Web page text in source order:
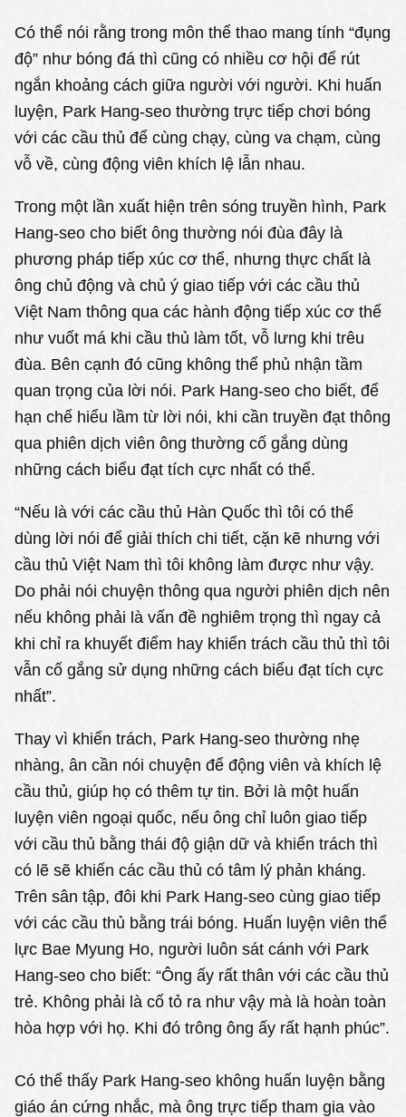
Có thể nói rằng trong môn thể thao mang tính “đụng
độ” như bóng đá thì cũng có nhiều cơ hội để rút
ngắn khoảng cách giữa người với người. Khi huấn
luyện, Park Hang-seo thường trực tiếp chơi bóng
với các cầu thủ để cùng chạy, cùng va chạm, cùng
vỗ về, cùng động viên khích lệ lẫn nhau.
Trong một lần xuất hiện trên sóng truyền hình, Park
Hang-seo cho biết ông thường nói đùa đây là
phương pháp tiếp xúc cơ thể, nhưng thực chất là
ông chủ động và chủ ý giao tiếp với các cầu thủ
Việt Nam thông qua các hành động tiếp xúc cơ thể
như vuốt má khi cầu thủ làm tốt, vỗ lưng khi trêu
đùa. Bên cạnh đó cũng không thể phủ nhận tầm
quan trọng của lời nói. Park Hang-seo cho biết, để
hạn chế hiểu lầm từ lời nói, khi cần truyền đạt thông
qua phiên dịch viên ông thường cố gắng dùng
những cách biểu đạt tích cực nhất có thể.
“Nếu là với các cầu thủ Hàn Quốc thì tôi có thể
dùng lời nói để giải thích chi tiết, cặn kẽ nhưng với
cầu thủ Việt Nam thì tôi không làm được như vậy.
Do phải nói chuyện thông qua người phiên dịch nên
nếu không phải là vấn đề nghiêm trọng thì ngay cả
khi chỉ ra khuyết điểm hay khiển trách cầu thủ thì tôi
vẫn cố gắng sử dụng những cách biểu đạt tích cực
nhất”.
Thay vì khiển trách, Park Hang-seo thường nhẹ
nhàng, ân cần nói chuyện để động viên và khích lệ
cầu thủ, giúp họ có thêm tự tin. Bởi là một huấn
luyện viên ngoại quốc, nếu ông chỉ luôn giao tiếp
với cầu thủ bằng thái độ giận dữ và khiển trách thì
có lẽ sẽ khiến các cầu thủ có tâm lý phản kháng.
Trên sân tập, đôi khi Park Hang-seo cùng giao tiếp
với các cầu thủ bằng trái bóng. Huấn luyện viên thể
lực Bae Myung Ho, người luôn sát cánh với Park
Hang-seo cho biết: “Ông ấy rất thân với các cầu thủ
trẻ. Không phải là cố tỏ ra như vậy mà là hoàn toàn
hòa hợp với họ. Khi đó trông ông ấy rất hạnh phúc”.
Có thể thấy Park Hang-seo không huấn luyện bằng
giáo án cứng nhắc, mà ông trực tiếp tham gia vào